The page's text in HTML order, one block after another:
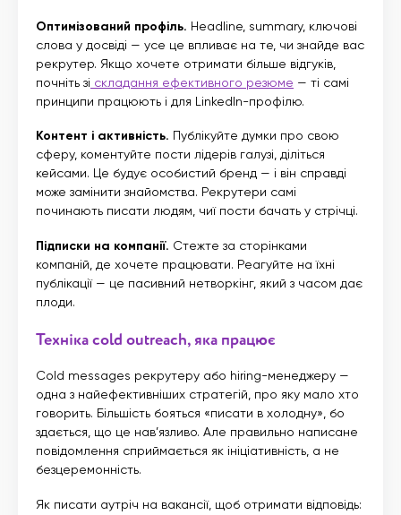
Оптимізований профіль. Headline, summary, ключові
слова у досвіді — усе це впливає на те, чи знайде вас
рекрутер. Якщо хочете отримати більше відгуків,
почніть зі складання ефективного резюме — ті самі
принципи працюють і для LinkedIn-профілю.
Контент і активність. Публікуйте думки про свою
сферу, коментуйте пости лідерів галузі, діліться
кейсами. Це будує особистий бренд — і він справді
може замінити знайомства. Рекрутери самі
починають писати людям, чиї пости бачать у стрічці.
Підписки на компанії. Стежте за сторінками
компаній, де хочете працювати. Реагуйте на їхні
публікації — це пасивний нетворкінг, який з часом дає
плоди.
Техніка cold outreach, яка працює
Cold messages рекрутеру або hiring-менеджеру —
одна з найефективніших стратегій, про яку мало хто
говорить. Більшість бояться «писати в холодну», бо
здається, що це нав’язливо. Але правильно написане
повідомлення сприймається як ініціативність, а не
безцеремонність.
Як писати аутріч на вакансії, щоб отримати відповідь: